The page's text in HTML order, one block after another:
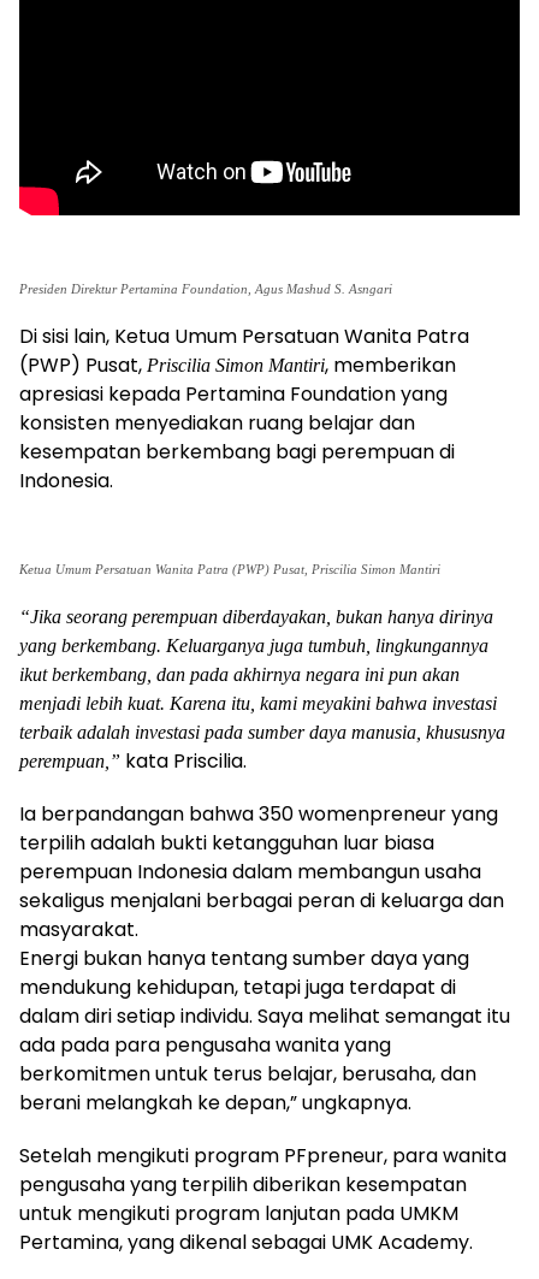
Presiden Direktur Pertamina Foundation, Agus Mashud S. Asngari
Di sisi lain, Ketua Umum Persatuan Wanita Patra
(PWP) Pusat, Priscilia Simon Mantiri, memberikan
apresiasi kepada Pertamina Foundation yang
konsisten menyediakan ruang belajar dan
kesempatan berkembang bagi perempuan di
Indonesia.
Ketua Umum Persatuan Wanita Patra (PWP) Pusat, Priscilia Simon Mantiri
“Jika seorang perempuan diberdayakan, bukan hanya dirinya
yang berkembang. Keluarganya juga tumbuh, lingkungannya
ikut berkembang, dan pada akhirnya negara ini pun akan
menjadi lebih kuat. Karena itu, kami meyakini bahwa investasi
terbaik adalah investasi pada sumber daya manusia, khususnya
perempuan,” kata Priscilia.
Ia berpandangan bahwa 350 womenpreneur yang
terpilih adalah bukti ketangguhan luar biasa
perempuan Indonesia dalam membangun usaha
sekaligus menjalani berbagai peran di keluarga dan
masyarakat.
Energi bukan hanya tentang sumber daya yang
mendukung kehidupan, tetapi juga terdapat di
dalam diri setiap individu. Saya melihat semangat itu
ada pada para pengusaha wanita yang
berkomitmen untuk terus belajar, berusaha, dan
berani melangkah ke depan,” ungkapnya.
Setelah mengikuti program PFpreneur, para wanita
pengusaha yang terpilih diberikan kesempatan
untuk mengikuti program lanjutan pada UMKM
Pertamina, yang dikenal sebagai UMK Academy.